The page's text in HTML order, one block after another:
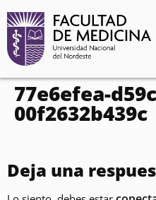
contenido
77e6efea-
00f2632b439c
Deja una